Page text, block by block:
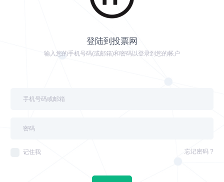
登陆到投票网
输入您的手机号码(或邮箱)和密码以登录到您的帐户
记住我 忘记密码 ?